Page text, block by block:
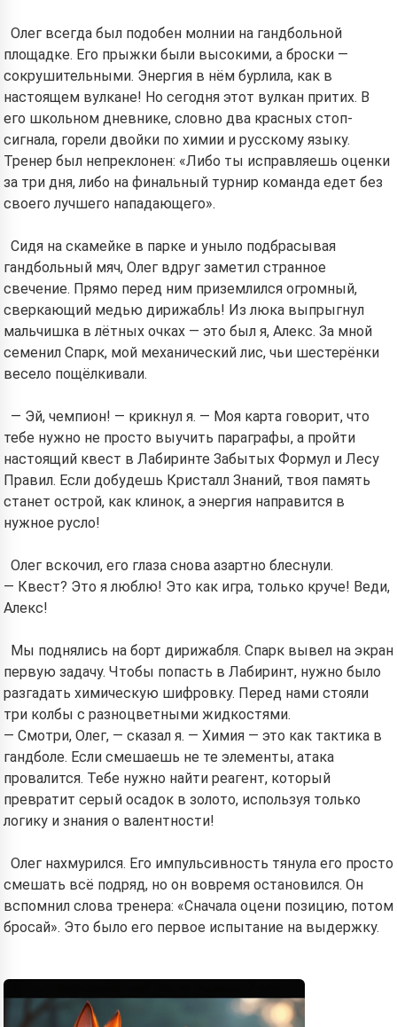
Олег всегда был подобен молнии на гандбольной
площадке. Его прыжки были высокими, а броски —
сокрушительными. Энергия в нём бурлила, как в
настоящем вулкане! Но сегодня этот вулкан притих. В
его школьном дневнике, словно два красных стоп-
сигнала, горели двойки по химии и русскому языку.
Тренер был непреклонен: «Либо ты исправляешь оценки
за три дня, либо на финальный турнир команда едет без
своего лучшего нападающего».
Сидя на скамейке в парке и уныло подбрасывая
гандбольный мяч, Олег вдруг заметил странное
свечение. Прямо перед ним приземлился огромный,
сверкающий медью дирижабль! Из люка выпрыгнул
мальчишка в лётных очках — это был я, Алекс. За мной
семенил Спарк, мой механический лис, чьи шестерёнки
весело пощёлкивали.
— Эй, чемпион! — крикнул я. — Моя карта говорит, что
тебе нужно не просто выучить параграфы, а пройти
настоящий квест в Лабиринте Забытых Формул и Лесу
Правил. Если добудешь Кристалл Знаний, твоя память
станет острой, как клинок, а энергия направится в
нужное русло!
Олег вскочил, его глаза снова азартно блеснули.
— Квест? Это я люблю! Это как игра, только круче! Веди,
Алекс!
Мы поднялись на борт дирижабля. Спарк вывел на экран
первую задачу. Чтобы попасть в Лабиринт, нужно было
разгадать химическую шифровку. Перед нами стояли
три колбы с разноцветными жидкостями.
— Смотри, Олег, — сказал я. — Химия — это как тактика в
гандболе. Если смешаешь не те элементы, атака
провалится. Тебе нужно найти реагент, который
превратит серый осадок в золото, используя только
логику и знания о валентности!
Олег нахмурился. Его импульсивность тянула его просто
смешать всё подряд, но он вовремя остановился. Он
вспомнил слова тренера: «Сначала оцени позицию, потом
бросай». Это было его первое испытание на выдержку.